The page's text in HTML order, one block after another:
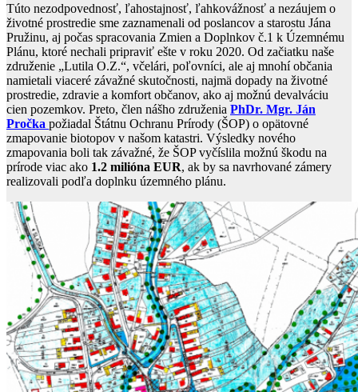
Túto nezodpovednosť, ľahostajnosť, ľahkovážnosť a nezáujem o
životné prostredie sme zaznamenali od poslancov a starostu Jána
Pružinu, aj počas spracovania Zmien a Doplnkov č.1 k Územnému
Plánu, ktoré nechali pripraviť ešte v roku 2020. Od začiatku naše
združenie „Lutila O.Z.“, včelári, poľovníci, ale aj mnohí občania
namietali viaceré závažné skutočnosti, najmä dopady na životné
prostredie, zdravie a komfort občanov, ako aj možnú devalváciu
cien pozemkov. Preto, člen nášho združenia PhDr. Mgr. Ján
Pročka požiadal Štátnu Ochranu Prírody (ŠOP) o opätovné
zmapovanie biotopov v našom katastri. Výsledky nového
zmapovania boli tak závažné, že ŠOP vyčíslila možnú škodu na
prírode viac ako 1.2 milióna EUR, ak by sa navrhované zámery
realizovali podľa doplnku územného plánu.